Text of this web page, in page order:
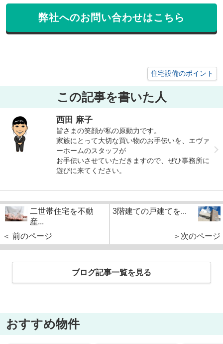
弊社へのお問い合わせはこちら
住宅設備のポイント
この記事を書いた人
西田 麻子
皆さまの笑顔が私の原動力です。
家族にとって大切な買い物のお手伝いを、エヴァ
ーホームのスタッフが
お手伝いさせていただきますので、ぜひ事務所に
遊びに来てください。
二世帯住宅を不動
産...
＜ 前のページ
3階建ての戸建てを...
＞次のページ
ブログ記事一覧を見る
おすすめ物件